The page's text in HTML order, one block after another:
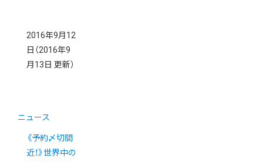
2016年9月12
日 （2016年9
月13日 更新）
ニュース
《予約〆切間
近！》世界中の